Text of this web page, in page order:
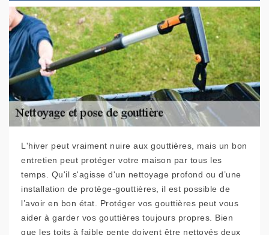
L'hiver peut vraiment nuire aux gouttières, mais un bon
entretien peut protéger votre maison par tous les
temps. Qu'il s'agisse d'un nettoyage profond ou d’une
installation de protège-gouttières, il est possible de
l’avoir en bon état. Protéger vos gouttières peut vous
aider à garder vos gouttières toujours propres. Bien
que les toits à faible pente doivent être nettoyés deux